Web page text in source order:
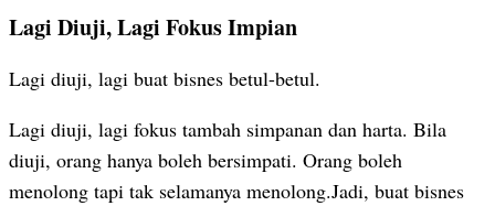
Lagi Diuji, Lagi Fokus Impian
Lagi diuji, lagi buat bisnes betul-betul.
Lagi diuji, lagi fokus tambah simpanan dan harta. Bila
diuji, orang hanya boleh bersimpati. Orang boleh
menolong tapi tak selamanya menolong.Jadi, buat bisnes